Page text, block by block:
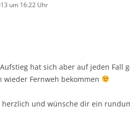
um 16:22 Uhr
hat sich aber auf jeden Fall
wieder Fernweh bekommen
und wünsche dir ein